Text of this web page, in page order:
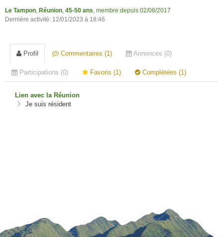
Le Tampon Réunion 45-50 ans , membre depuis 02/08/2017
Dernière activité: 12/01/2023 à 18:46
Profil Commentaires (1) Annonces (0)
Participations (0) Favoris (1) Complétées (1)
Lien avec la Réunion
Je suis résident